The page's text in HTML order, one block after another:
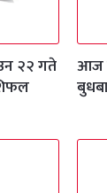
२२ गते
आज